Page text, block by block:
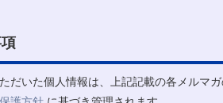
だいた個人情報は、上記記載の各メルマ